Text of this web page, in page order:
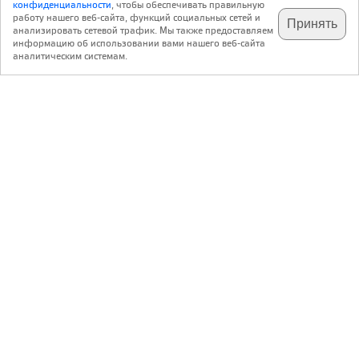
Екатерина Климова,
PR специалист Студии Архитектуры Подвижного
подпишитесь на наш
телеграм @archi_ru
✕
конфиденциальности, чтобы обеспечивать правильную
работу нашего веб-сайта, функций социальных сетей и
анализировать сетевой трафик. Мы также предоставляем
информацию об использовании вами нашего веб-сайта
аналитическим системам.
Принять